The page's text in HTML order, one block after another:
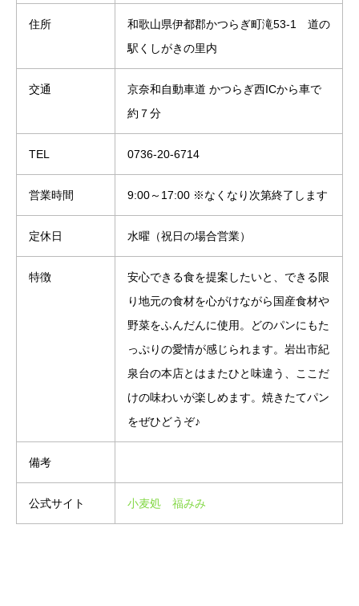
住所
和歌山県伊都郡かつらぎ町滝53-1 道の
駅くしがきの里内
交通
京奈和自動車道 かつらぎ西ICから車で
約７分
TEL 0736-20-6714
営業時間 9:00～17:00 ※なくなり次第終了します
定休日 水曜（祝日の場合営業）
特徴
安心できる食を提案したいと、できる限
り地元の食材を心がけながら国産食材や
野菜をふんだんに使用。どのパンにもた
っぷりの愛情が感じられます。岩出市紀
泉台の本店とはまたひと味違う、ここだ
けの味わいが楽しめます。焼きたてパン
をぜひどうぞ♪
備考
公式サイト 小麦処 福みみ